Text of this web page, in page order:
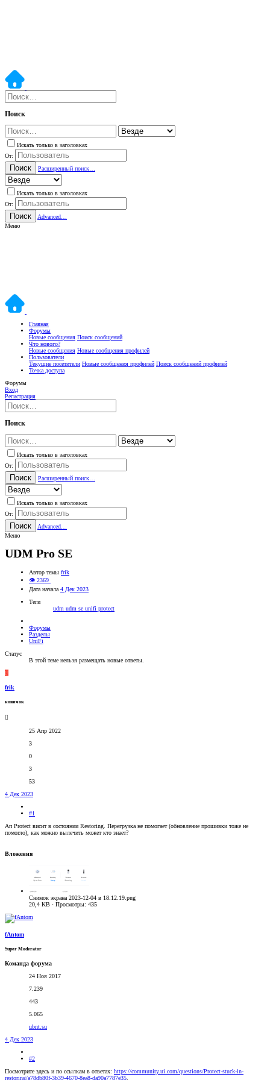
Поиск
Искать только в заголовках
От:
Поиск Расширенный поиск…
Искать только в заголовках
От:
Поиск
Advanced…
Меню
Главная
Форумы
Новые сообщения Поиск сообщений
Что нового?
Новые сообщения Новые сообщения профилей
Пользователи
Текущие посетители Новые сообщения профилей Поиск сообщений профилей
Точка доступа
Форумы
Вход
Регистрация
Поиск
Искать только в заголовках
От:
Поиск Расширенный поиск…
Искать только в заголовках
От:
Поиск
Advanced…
Меню
UDM Pro SE
Автор темы frik
👁 2369
Дата начала 4 Дек 2023
Теги
udm udm se unifi protect
Форумы
Разделы
UniFi
Статус
В этой теме нельзя размещать новые ответы.
F
frik
новичок
25 Апр 2022
3
0
3
53
4 Дек 2023
#1
Ап Protect висит в состоянии Restoring. Перегрузка не помогает (обновление прошивки тоже не
помогло), как можно вылечить может кто знает?
Вложения
Снимок экрана 2023-12-04 в 18.12.19.png
20,4 KB · Просмотры: 435
fAntom
Super Moderator
Команда форума
24 Ноя 2017
7.239
443
5.065
ubnt.su
4 Дек 2023
#2
Посмотрите здесь и по ссылкам в ответах: https://community.ui.com/questions/Protect-stuck-in-
restoring/a78db80f-3b39-4670-8ea8-da90a7787e35